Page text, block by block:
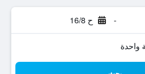
- ح 16/8